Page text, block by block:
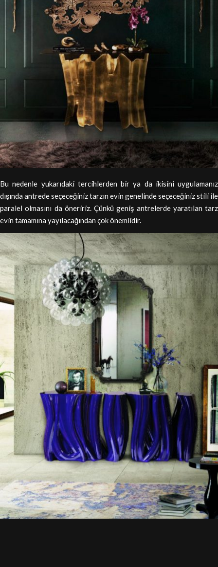
Bu nedenle yukarıdaki tercihlerden bir ya da ikisini uygulamanız
dışında antrede seçeceğiniz tarzın evin genelinde seçeceğiniz stili ile
paralel olmasını da öneririz. Çünkü geniş antrelerde yaratılan tarz
evin tamamına yayılacağından çok önemlidir.